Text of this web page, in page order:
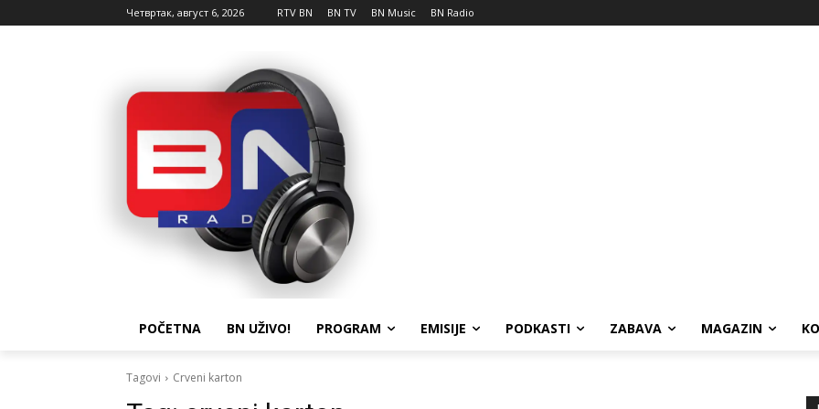
Четвртак, август 6, 2026 RTV BN BN TV BN Music BN Radio
POČETNA BN UŽIVO! PROGRAM EMISIJE PODKASTI ZABAVA MAGAZIN
Tagovi Crveni karton